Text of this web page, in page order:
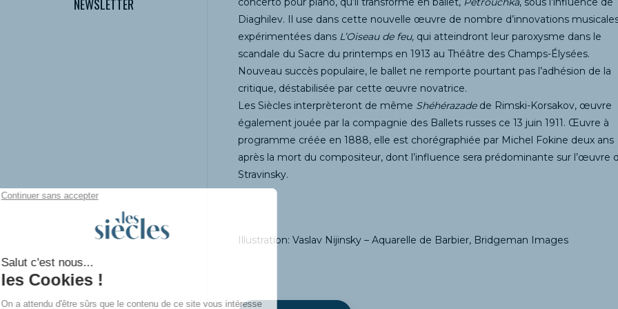
NEWSLETTER
Diaghilev. Il use dans cette nouvelle œuvre de nombre d’innovations
expérimentées dans L’Oiseau de feu, qui atteindront leur paroxysme dans le
scandale du Sacre du printemps en 1913 au Théâtre des Champs-Élysées.
Nouveau succès populaire, le ballet ne remporte pourtant pas l’adhésion de la
critique, déstabilisée par cette œuvre novatrice.
Les Siècles interprèteront de même Shéhérazadede Rimski-Korsakov, œuvre
également jouée par la compagnie des Ballets russes ce 13 juin 1911. Œuvre à
programme créée en 1888, elle est chorégraphiée par Michel Fokine deux ans
après la mort du compositeur, dont l’influence sera prédominante sur l’œuvre
Stravinsky.
Illustration: Vaslav Nijinsky – Aquarelle de Barbier, Bridgeman Images